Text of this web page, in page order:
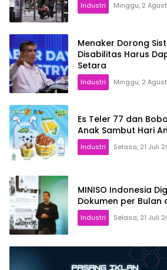
Industri Minggu, 2
Menaker Dorong
Disabilitas Harus
Setara
Industri Minggu, 2
Es Teler 77 dan
Anak Sambut Hari
Industri Selasa, 21 Juli
MINISO Indonesia
Dokumen per Bulan
Industri Selasa, 21 Juli